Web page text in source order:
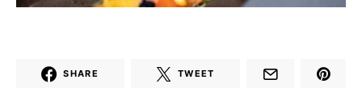
SHARE TWEET